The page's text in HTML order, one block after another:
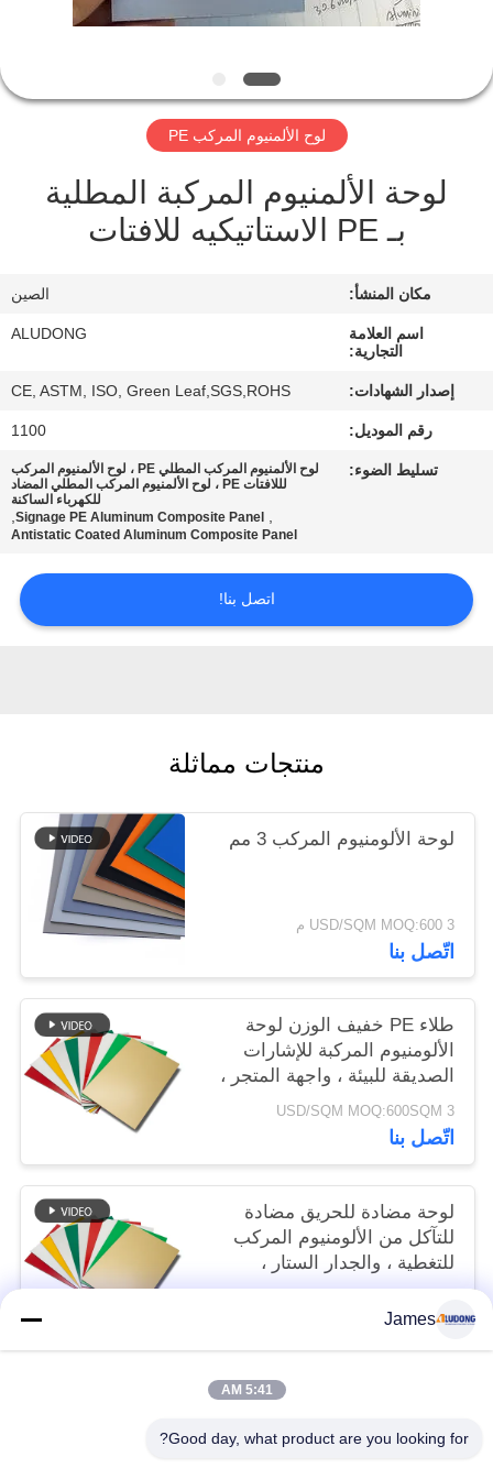
الجودة
اتصل
أخبار
اطلب
اقتباس
خريطة
الموقع
الخصوصية
لوح الألمنيوم المركب PE
لوحة الألمنيوم المركبة المطلية
بـ PE الاستاتيكيه للافتات
مكان المنشأ: الصين
اسم العلامة
التجارية:
ALUDONG
إصدار الشهادات: CE, ASTM, ISO, Green Leaf,SGS,ROHS
رقم الموديل: 1100
تسليط الضوء:
لوح الألمنيوم المركب المطلي PE ، لوح الألمنيوم المركب
لللافتات PE ، لوح الألمنيوم المركب المطلي المضاد
للكهرباء الساكنة
,
Signage PE Aluminum Composite Panel
,
Antistatic Coated Aluminum Composite Panel
اتصل بنا!
منتجات مماثلة
لوحة الألومنيوم المركب 3 مم
3 USD/SQM MOQ:600 م
اتّصل بنا
طلاء PE خفيف الوزن لوحة
الألومنيوم المركبة للإشارات
الصديقة للبيئة ، واجهة المتجر ،
تزيين الداخلية3 USD/SQM MOQ:600SQM
اتّصل بنا
لوحة مضادة للحريق مضادة
للتآكل من الألومنيوم المركب
للتغطية ، والجدار الستار ،
والسقف
اتّصل بنا
James
5:41 AM
Good day, what product are you looking for?